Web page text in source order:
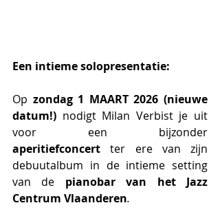
Een intieme solopresentatie:
Op zondag 1 MAART 2026 (nieuwe
datum!) nodigt Milan Verbist je uit
aperitiefconcert ter ere van zijn
debuutalbum in de intieme setting
van de pianobar van het Jazz
Centrum Vlaanderen.